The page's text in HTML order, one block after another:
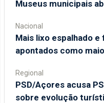
Museus municipais
Nacional
Mais lixo espalhado
apontados como
Regional
PSD/Açores acusa
sobre evolução